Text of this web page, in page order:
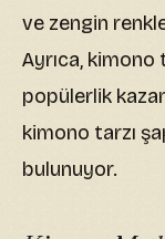
ve zengin
Ayrıca, kimono
popülerlik
kimono tarzı
bulunuyor.